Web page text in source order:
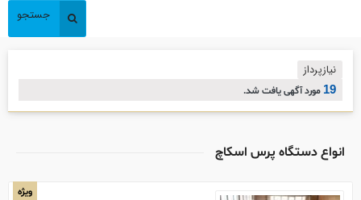
جستجو
نیازپرداز
19 مورد آگهی یافت شد.
انواع دستگاه پرس اسکاچ
ویژه